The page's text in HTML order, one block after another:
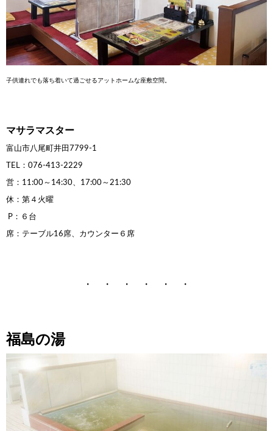
子供連れでも落ち着いて過ごせるアットホームな座敷空間。
マサラマスター
富山市八尾町井田7799-1
TEL：076-413-2229
営：11:00～14:30、17:00～21:30
休：第４火曜
P：６台
席：テーブル16席、カウンター６席
・ ・ ・ ・ ・ ・
福島の湯